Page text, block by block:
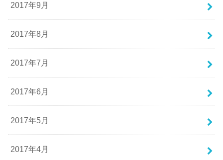
2017年9月
2017年8月
2017年7月
2017年6月
2017年5月
2017年4月